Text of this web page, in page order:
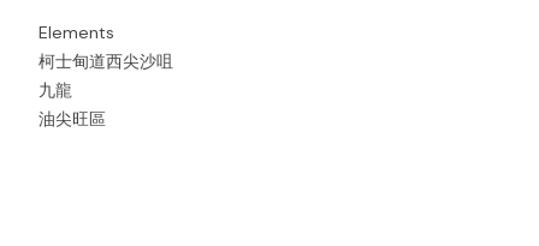
Elements
柯士甸道西尖沙咀
九龍
油尖旺區